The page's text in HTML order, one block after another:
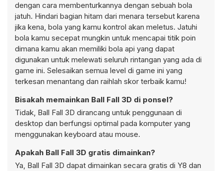
dengan cara membenturkannya dengan sebuah bola
jatuh. Hindari bagian hitam dari menara tersebut karena
jika kena, bola yang kamu kontrol akan meletus. Jatuhi
bola kamu secepat mungkin untuk mencapai titik poin
dimana kamu akan memiliki bola api yang dapat
digunakan untuk melewati seluruh rintangan yang ada di
game ini. Selesaikan semua level di game ini yang
terkesan menantang dan raihlah skor terbaik kamu!
Bisakah memainkan Ball Fall 3D di ponsel?
Tidak, Ball Fall 3D dirancang untuk penggunaan di
desktop dan berfungsi optimal pada komputer yang
menggunakan keyboard atau mouse.
Apakah Ball Fall 3D gratis dimainkan?
Ya, Ball Fall 3D dapat dimainkan secara gratis di Y8 dan